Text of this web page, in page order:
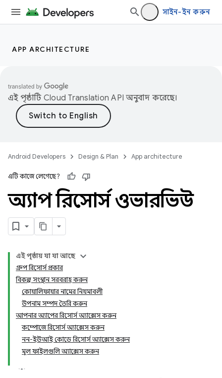
সাইন-ইন করুন
APP ARCHITECTURE
এই পৃষ্ঠাটি Cloud Translation API অনুবাদ করেছে।
Android Developers Design & Plan App architecture
এটি কাজে লেগেছে?
অ্যাপ রিসোর্স ওভারভিউ
এই পৃষ্ঠায় যা যা আছে
গ্রুপ রিসোর্স প্রকার
বিকল্প সংস্থান সরবরাহ করুন
কোয়ালিফায়ার নামের নিয়মাবলী
উপনাম সম্পদ তৈরি করুন
আপনার অ্যাপের রিসোর্স অ্যাক্সেস করুন
কম্পোজে রিসোর্স অ্যাক্সেস করুন
নন-ইউআই কোডে রিসোর্স অ্যাক্সেস করুন
মূল ফাইলগুলি অ্যাক্সেস করুন